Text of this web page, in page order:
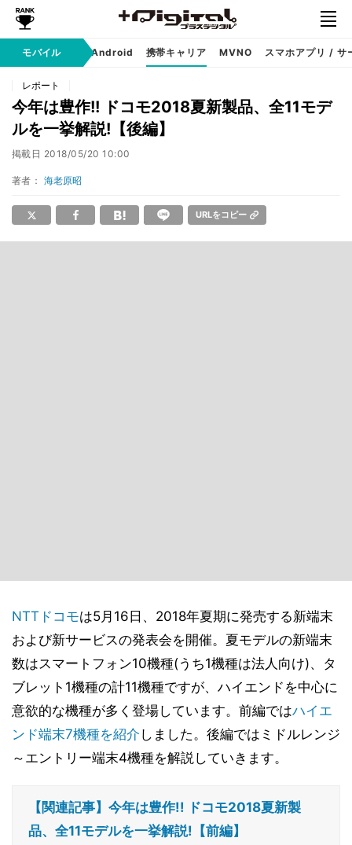
モバイル
iPhone Android 携帯キャリア MVNO スマホアプリ / サ
レポート
今年は豊作!! ドコモ2018夏新製品、全11モデ
ルを一挙解説!【後編】
掲載日 2018/05/20 10:00
著者： 海老原昭
URLをコピー
NTTドコモは5月16日、2018年夏期に発売する新端末
および新サービスの発表会を開催。夏モデルの新端末
数はスマートフォン10機種(うち1機種は法人向け)、タ
ブレット1機種の計11機種ですが、ハイエンドを中心に
意欲的な機種が多く登場しています。前編ではハイエ
ンド端末7機種を紹介 しました。後編ではミドルレンジ
～エントリー端末4機種を解説していきます。
【関連記事】今年は豊作!! ドコモ2018夏新製
品、全11モデルを一挙解説!【前編】